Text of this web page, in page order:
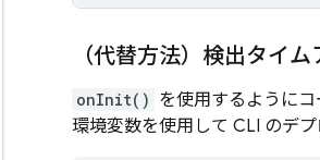
（代替方法）検出タイ
onInit() を使用するようにコ
環境変数を使用して CLI のデ